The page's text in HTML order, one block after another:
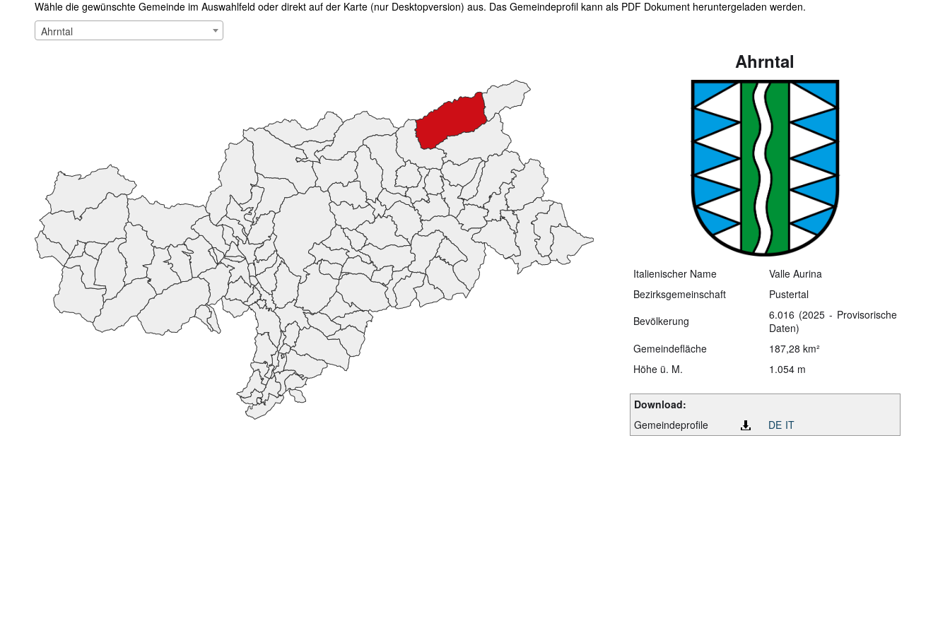
Wähle die gewünschte Gemeinde im Auswahlfeld oder direkt auf der Karte (nur Desktopversion) aus. Das Gemeindeprofil kann als PDF Dokument heruntergeladen werden.
Ahrntal
Ahrntal
Italienischer Name
Valle Aurina
Bezirksgemeinschaft
Pustertal
Bevölkerung
6.016 (2025 - Provisorische
Daten)
Gemeindefläche
187,28 km²
Höhe ü. M.
1.054 m
Download:
Gemeindeprofile
DE IT